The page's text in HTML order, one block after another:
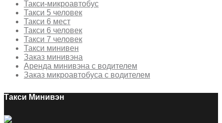
Такси-микроавтобус
Такси 5 человек
Такси 6 мест
Такси 6 человек
Такси 7 человек
Такси минивен
Заказ минивэна
Аренда минивэна с водителем
Заказ микроавтобуса с водителем
Такси Минивэн